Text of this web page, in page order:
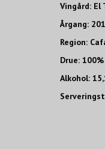
Vingård: El
Årgang:
Region:
Drue:
Alkohol: